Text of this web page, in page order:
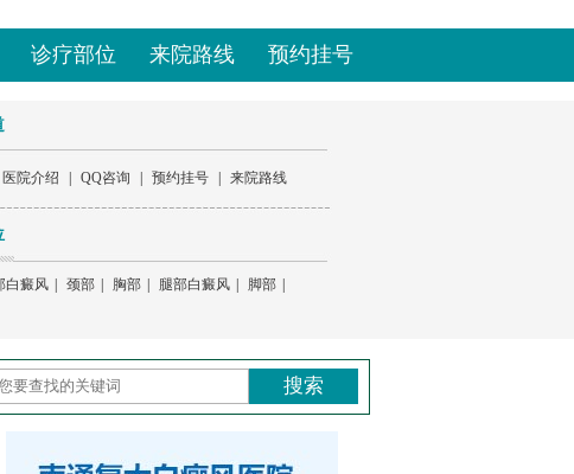
诊疗部位 来院路线 预约挂号
医院介绍 QQ咨询 预约挂号 来院路线
白癜风 颈部 胸部 腿部白癜风 脚部